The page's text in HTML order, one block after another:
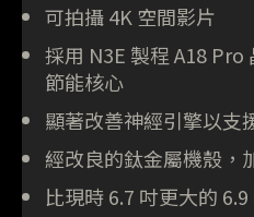
可拍攝 4K 空間影片
採用 N3E 製程 A18
節能核心
顯著改善神經引擎以支
經改良的鈦金屬機殼，
比現時 6.7 吋更大的